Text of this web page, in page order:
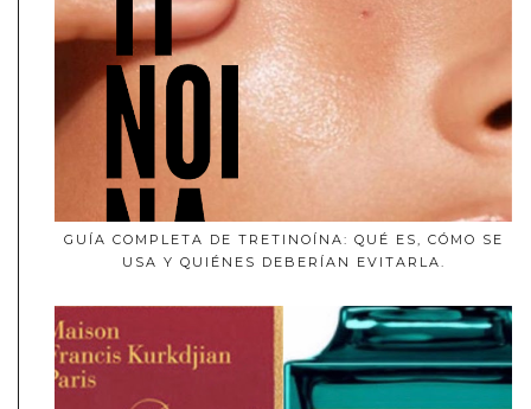
GUÍA COMPLETA DE TRETINOÍNA: QUÉ ES, CÓMO SE
USA Y QUIÉNES DEBERÍAN EVITARLA.